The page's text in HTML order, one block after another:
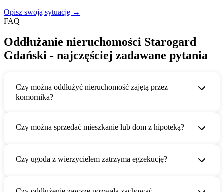
Opisz swoją sytuację →
FAQ
Oddłużanie nieruchomości Starogard
Gdański - najczęściej zadawane pytania
Czy można oddłużyć nieruchomość zajętą przez
komornika?
Czy można sprzedać mieszkanie lub dom z hipoteką?
Czy ugoda z wierzycielem zatrzyma egzekucję?